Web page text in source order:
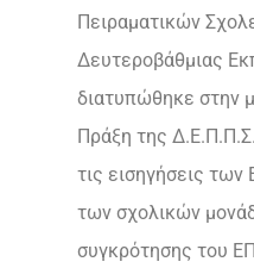
Πειραματικών
Δευτεροβάθμιας
διατυπώθηκε στην
Πράξη της
τις εισηγήσεις
των σχολικών
συγκρότησης του